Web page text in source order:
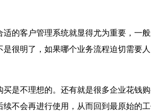
的客户管理系统就显得尤为重要，一
很明了，如果哪个业务流程迫切需要
是不理想的。还有就是很多企业花钱
不会再进行使用，从而回到最原始的